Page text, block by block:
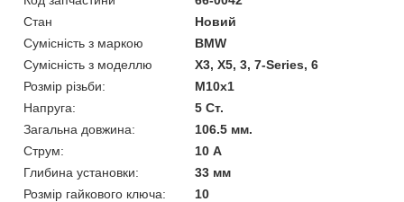
Стан
Новий
Сумісність з маркою
BMW
Сумісність з моделлю
X3, X5, 3, 7-Series, 6
Розмір різьби:
M10x1
Напруга:
5 Ст.
Загальна довжина:
106.5 мм.
Струм:
10 А
Глибина установки:
33 мм
Розмір гайкового ключа:
10